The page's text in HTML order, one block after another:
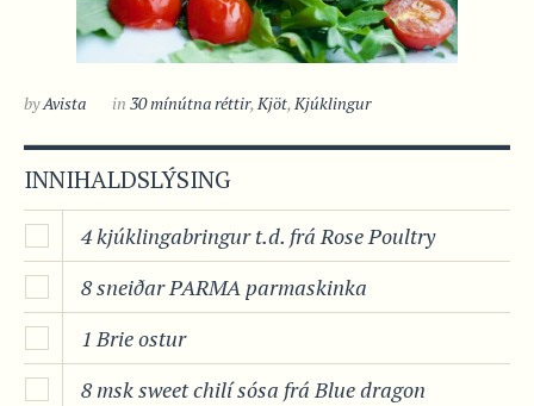
byAvista in 30 mínútna réttir,Kjöt,Kjúklingur
INNIHALDSLÝSING
4 kjúklingabringur t.d. frá Rose Poultry
8 sneiðar PARMA parmaskinka
1 Brie ostur
8 msk sweet chilí sósa frá Blue dragon